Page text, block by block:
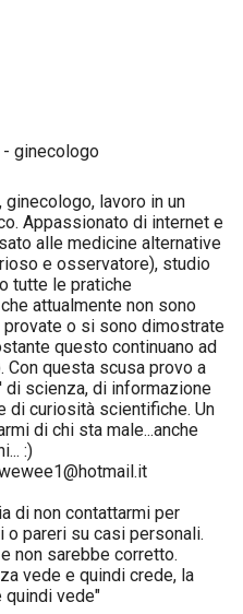
- ginecologo
ginecologo, lavoro in un
Appassionato di internet e
alle medicine alternative
e osservatore), studio
tutte le pratiche
attualmente non sono
o si sono dimostrate
questo continuano ad
Con questa scusa provo a
di scienza, di informazione
di curiosità scientifiche. Un
di chi sta male...anche
:)
di non contattarmi per
o pareri su casi personali.
non sarebbe corretto.
vede e quindi crede, la
quindi vede"